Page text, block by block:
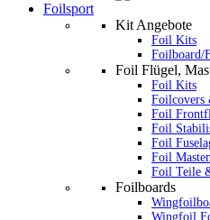
Foilsport
Kit Angebote
Foil Kits
Foilboard/
Foil Flügel,
Foil Kits
Foilcovers
Foil
Foil
Foil
Foil
Foil Teile
Foilboards
Wingfoil